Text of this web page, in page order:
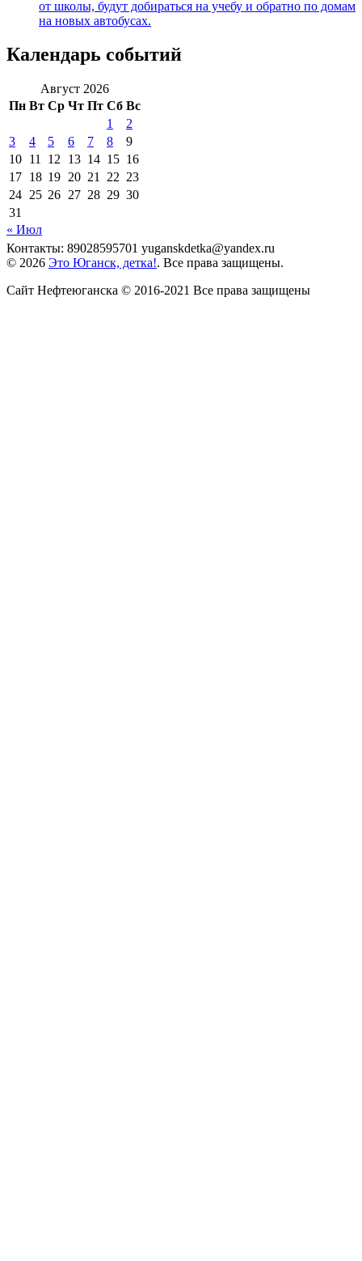
от школы, будут добираться на учебу и обратно по домам
на новых автобусах.
Календарь событий
Август 2026
Пн Вт Ср Чт Пт Сб Вс
1
2
3
4 5 6 7 8
9
10 11 12 13 14 15 16
17 18 19 20 21 22 23
24 25 26 27 28 29 30
31
« Июл
Контакты: 89028595701 yuganskdetka@yandex.ru
© 2026 Это Юганск, детка!. Все права защищены.
Сайт Нефтеюганска © 2016-2021 Все права защищены